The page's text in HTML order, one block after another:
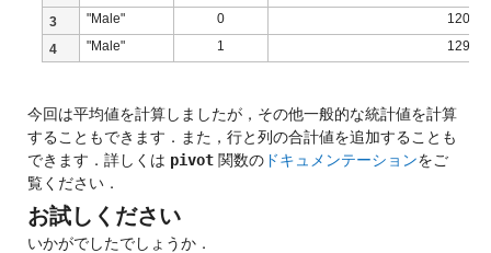
3
"Male" 0
4
"Male" 1
今回は平均値を計算しましたが，その他一般的な統計値を計算
することもできます．また，行と列の合計値を追加することも
できます．詳しくは pivot 関数のドキュメンテーションをご
覧ください．
お試しください
いかがでしたでしょうか．